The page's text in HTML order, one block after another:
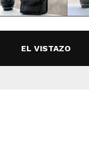
EL VISTAZO